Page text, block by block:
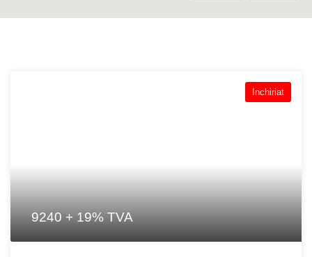
Inchiriat
9240 + 19% TVA